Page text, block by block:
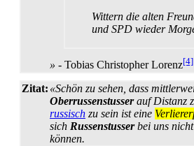
Wittern die alten
und SPD wieder
» - Tobias Christopher Lorenz[4]
Zitat: «Schön zu sehen, dass
Oberrussenstusserauf Distanz
russisch zu sein ist eine
sich Russenstusserbei uns
können.